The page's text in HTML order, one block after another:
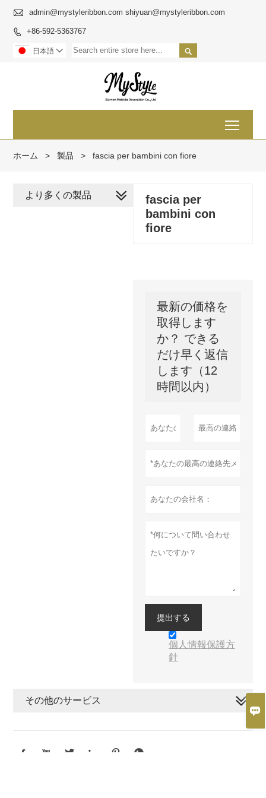

 admin@mystyleribbon.com shiyuan@mystyleribbon.com
 +86-592-5363767

日本語 
ホーム > 製品 > fascia per bambini con fiore
fascia per
bambini con
fiore
最新の価格を
取得します
か？ できる
だけ早く返信
します（12
時間以内）
提出する
個人情報保護方
針
より多くの製品
その他のサービス
     